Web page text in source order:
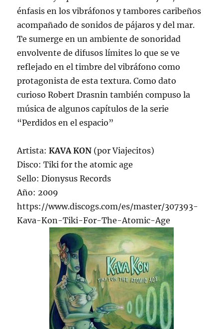
énfasis en los vibráfonos y tambores caribeños
acompañado de sonidos de pájaros y del mar.
Te sumerge en un ambiente de sonoridad
envolvente de difusos límites lo que se ve
reflejado en el timbre del vibráfono como
protagonista de esta textura. Como dato
curioso Robert Drasnin también compuso la
música de algunos capítulos de la serie
“Perdidos en el espacio”
Artista:KAVA KON (por Viajecitos)
Disco: Tiki for the atomic age
Sello: Dionysus Records
Año: 2009
https://www.discogs.com/es/master/307393-
Kava-Kon-Tiki-For-The-Atomic-Age